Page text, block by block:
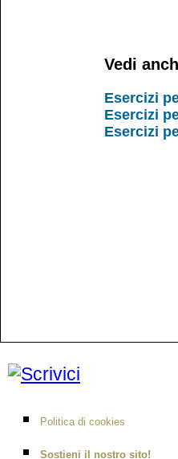
Vedi
Esercizi
Esercizi
Esercizi
Politica di cookies
Sostieni il nostro sito!